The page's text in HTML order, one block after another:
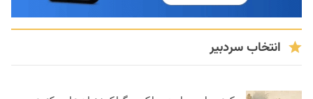
انتخاب سردبیر